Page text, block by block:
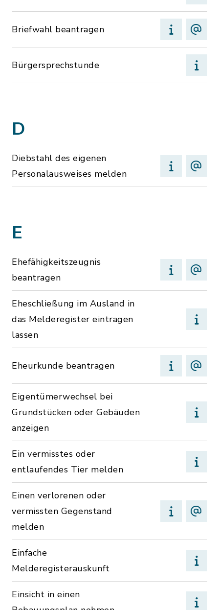
Briefwahl beantragen
Bürgersprechstunde
D
Diebstahl des eigenen
Personalausweises melden
E
Ehefähigkeitszeugnis
beantragen
Eheschließung im Ausland in
das Melderegister eintragen
lassen
Eheurkunde beantragen
Eigentümerwechsel bei
Grundstücken oder Gebäuden
anzeigen
Ein vermisstes oder
entlaufendes Tier melden
Einen verlorenen oder
vermissten Gegenstand
melden
Einfache
Melderegisterauskunft
Einsicht in einen